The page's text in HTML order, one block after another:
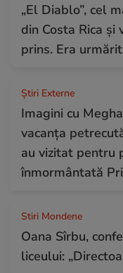
„El Diablo”, cel
din Costa Rica și
prins. Era
Știri Externe
Imagini cu
vacanța
au vizitat pentru
înmormântată
Stiri Mondene
Oana Sîrbu,
liceului: